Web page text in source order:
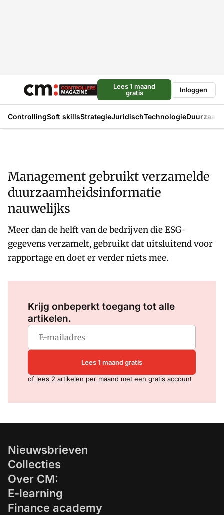
Lees 1 maand
gratis
Inloggen
ControllingSoft skillsStrategieJuridischTechnologie
Management gebruikt verzamelde
duurzaamheidsinformatie
nauwelijks
Meer dan de helft van de bedrijven die ESG-
gegevens verzamelt, gebruikt dat uitsluitend voor
rapportage en doet er verder niets mee.
Krijg onbeperkt toegang tot alle
artikelen.
Lees 1 maand gratis
of lees 2 artikelen per maand met een gratis account
Nieuwsbrieven
Collecties
Over CM:
E-learning
Finance academy